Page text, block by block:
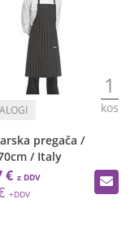
1
kos
pregača /
/ Italy
€